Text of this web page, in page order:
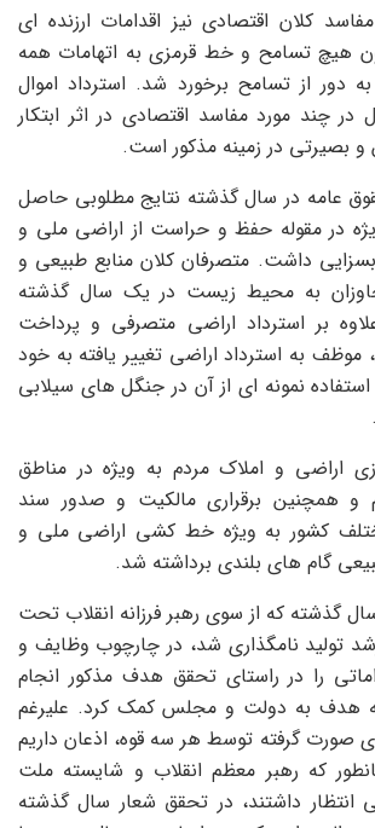
مفاسد کلان اقتصادی نیز اقدامات ارزنده ای
هیچ تسامح و خط قرمزی به اتهامات همه
دور از تسامح برخورد شد. استرداد اموال
در چند مورد مفاسد اقتصادی در اثر ابتکار
بصیرتی در زمینه مذکور است.
عامه در سال گذشته نتایج مطلوبی حاصل
در مقوله حفظ و حراست از اراضی ملی و
بسزایی داشت. متصرفان کلان منابع طبیعی و
به محیط زیست در یک سال گذشته
بر استرداد اراضی متصرفی و پرداخت
به استرداد اراضی تغییر یافته به خود
نمونه ای از آن در جنگل های سیلابی
اراضی و املاک مردم به ویژه در مناطق
و همچنین برقراری مالکیت و صدور سند
کشور به ویژه خط کشی اراضی ملی و
گام های بلندی برداشته شد.
گذشته که از سوی رهبر فرزانه انقلاب تحت
تولید نامگذاری شد، در چارچوب وظایف و
را در راستای تحقق هدف مذکور انجام
هدف به دولت و مجلس کمک کرد. علیرغم
صورت گرفته توسط هر سه قوه، اذعان داریم
که رهبر معظم انقلاب و شایسته ملت
انتظار داشتند، در تحقق شعار سال گذشته